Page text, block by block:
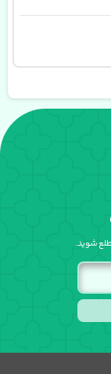
شوید.